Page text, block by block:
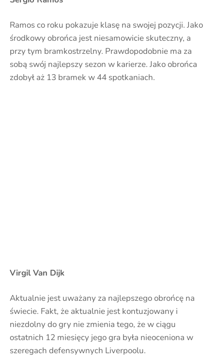
Ramos co roku pokazuje klasę na swojej pozycji. Jako
środkowy obrońca jest niesamowicie skuteczny, a
przy tym bramkostrzelny. Prawdopodobnie ma za
sobą swój najlepszy sezon w karierze. Jako obrońca
zdobył aż 13 bramek w 44 spotkaniach.
Virgil Van Dijk
Aktualnie jest uważany za najlepszego obrońcę na
świecie. Fakt, że aktualnie jest kontuzjowany i
niezdolny do gry nie zmienia tego, że w ciągu
ostatnich 12 miesięcy jego gra była nieoceniona w
szeregach defensywnych Liverpoolu.